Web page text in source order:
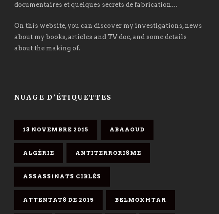
documentaires et quelques secrets de fabrication…
On this website, you can discover my investigations, news
about my books, articles and TV doc, and some details
about the making of.
NUAGE D’ÉTIQUETTES
13 NOVEMBRE 2015 ABAAOUD
ALGÉRIE ANTITERRORISME
ASSASSINATS CIBLÉS
ATTENTATS DE 2015 BELMOKHTAR